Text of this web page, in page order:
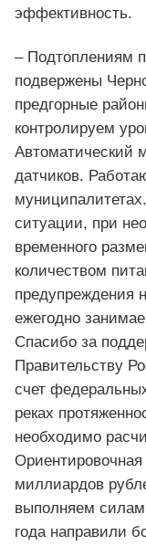
эффективность.
– Подтоплениям
подвержены
предгорные
контролируем
Автоматический
датчиков.
ситуации, при
временного
количеством
предупреждения
ежегодно
Спасибо за
Правительству
счет
реках
необходимо
миллиардов
выполняем
года направили